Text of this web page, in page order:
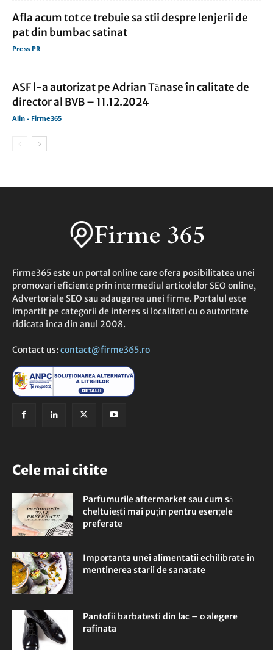
Afla acum tot ce trebuie sa stii despre lenjerii de
pat din bumbac satinat
Press PR
ASF l-a autorizat pe Adrian Tănase în calitate de
director al BVB – 11.12.2024
Alin - Firme365
Firme365 este un portal online care ofera posibilitatea unei
promovari eficiente prin intermediul articolelor SEO online,
Advertoriale SEO sau adaugarea unei firme. Portalul este
impartit pe categorii de interes si localitati cu o autoritate
ridicata inca din anul 2008.
Contact us: contact@firme365.ro
Cele mai citite
Parfumurile aftermarket sau cum să
cheltuiești mai puțin pentru esențele
preferate
Importanta unei alimentatii echilibrate in
mentinerea starii de sanatate
Pantofii barbatesti din lac – o alegere
rafinata